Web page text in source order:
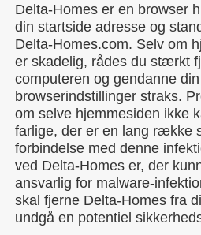
Delta-Homes er en browser
din startside adresse og
Delta-Homes.com. Selv om
er skadelig, rådes du stærkt
computeren og gendanne
browserindstillinger straks.
om selve hjemmesiden ikke
farlige, der er en lang række
forbindelse med denne
ved Delta-Homes er, der
ansvarlig for malware-
skal fjerne Delta-Homes fra
undgå en potentiel